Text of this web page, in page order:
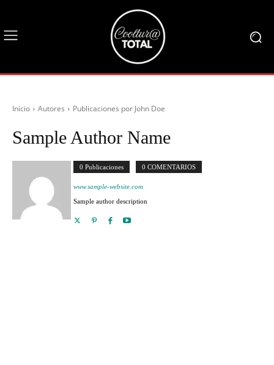
Inicio Autores Publicaciones por John Doe
Sample Author Name
0 Publicaciones 0 COMENTARIOS
www.sample-website.com
Sample author description